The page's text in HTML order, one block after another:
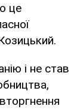
це
і не став